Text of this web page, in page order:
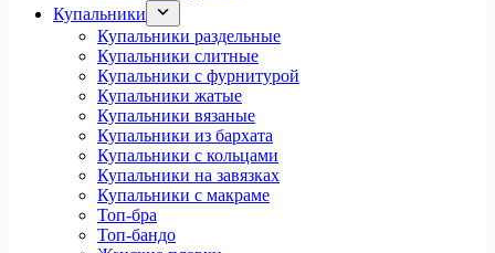
Купальники
Купальники раздельные
Купальники слитные
Купальники с фурнитурой
Купальники жатые
Купальники вязаные
Купальники из бархата
Купальники с кольцами
Купальники на завязках
Купальники с макраме
Топ-бра
Топ-бандо